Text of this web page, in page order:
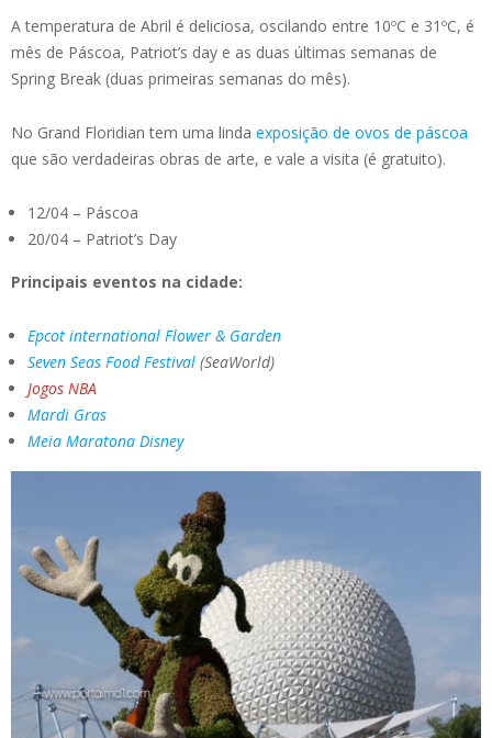
A temperatura de Abril é deliciosa, oscilando entre 10ºC e 31ºC, é
mês de Páscoa, Patriot’s day e as duas últimas semanas de
Spring Break (duas primeiras semanas do mês).
No Grand Floridian tem uma linda exposição de ovos de páscoa
que são verdadeiras obras de arte, e vale a visita (é gratuito).
12/04 – Páscoa
20/04 – Patriot’s Day
Principais eventos na cidade:
Epcot international Flower & Garden
Seven Seas Food Festival (SeaWorld)
Jogos NBA
Mardi Gras
Meia Maratona Disney